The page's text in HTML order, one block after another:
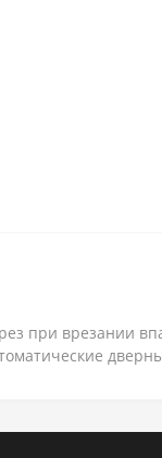
при врезании